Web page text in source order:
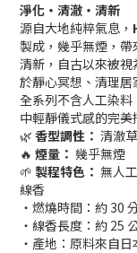
淨化・清澈・清新
源自大地純粹氣息，
製成，幾乎無煙，
清新，自古以來被
於靜心冥想、清理居
全系列不含人工染
中輕靜儀式感的完美
🌿 香型調性： 清澈
🔥 煙量： 幾乎無煙
🌱 製程特色： 無人
線香
・燃燒時間：約 30
・線香長度：約 25
・產地：原料來自